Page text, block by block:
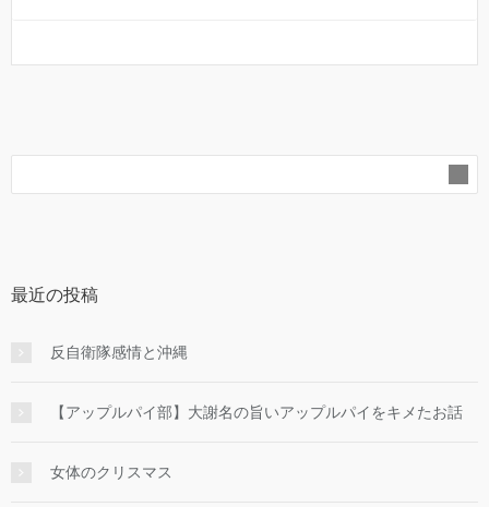
最近の投稿
反自衛隊感情と沖縄
【アップルパイ部】大謝名の旨いアップルパイをキメたお話
女体のクリスマス